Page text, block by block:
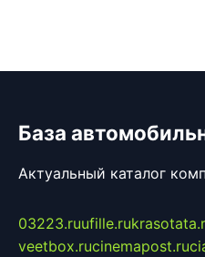
База
Актуальный каталог
03223.ruufille.ru
veetbox.rucinemapost.ru